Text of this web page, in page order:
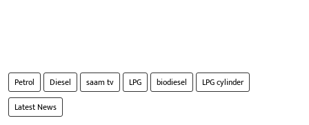
Petrol Diesel saam tv LPG biodiesel
LPG cylinder
Latest News